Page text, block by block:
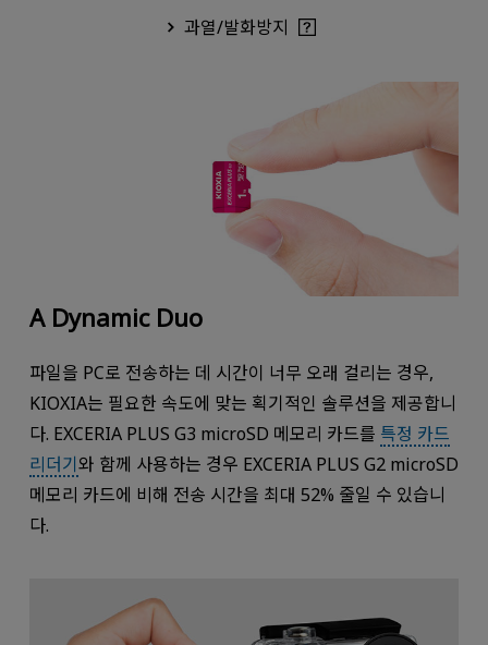
과열/발화방지
A Dynamic Duo
파일을 PC로 전송하는 데 시간이 너무 오래 걸리는 경우,
KIOXIA는 필요한 속도에 맞는 획기적인 솔루션을 제공합니
다. EXCERIA PLUS G3 microSD 메모리 카드를 특정 카드
리더기와 함께 사용하는 경우 EXCERIA PLUS G2 microSD
메모리 카드에 비해 전송 시간을 최대 52% 줄일 수 있습니
다.